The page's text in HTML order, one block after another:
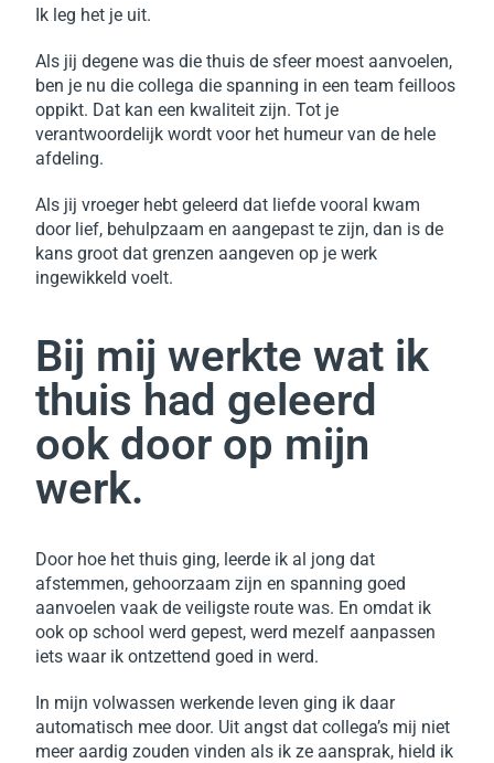
Ik leg het je uit.
Als jij degene was die thuis de sfeer moest aanvoelen,
ben je nu die collega die spanning in een team feilloos
oppikt. Dat kan een kwaliteit zijn. Tot je
verantwoordelijk wordt voor het humeur van de hele
afdeling.
Als jij vroeger hebt geleerd dat liefde vooral kwam
door lief, behulpzaam en aangepast te zijn, dan is de
kans groot dat grenzen aangeven op je werk
ingewikkeld voelt.
Bij mij werkte wat ik
thuis had geleerd
ook door op mijn
werk.
Door hoe het thuis ging, leerde ik al jong dat
afstemmen, gehoorzaam zijn en spanning goed
aanvoelen vaak de veiligste route was. En omdat ik
ook op school werd gepest, werd mezelf aanpassen
iets waar ik ontzettend goed in werd.
In mijn volwassen werkende leven ging ik daar
automatisch mee door. Uit angst dat collega’s mij niet
meer aardig zouden vinden als ik ze aansprak, hield ik